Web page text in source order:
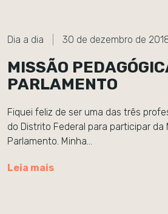
Dia a dia 30 de dezembro de
MISSÃO
PARLAMENTO
Fiquei feliz de ser uma das três
do Distrito Federal para participar da
Parlamento. Minha…
Leia mais